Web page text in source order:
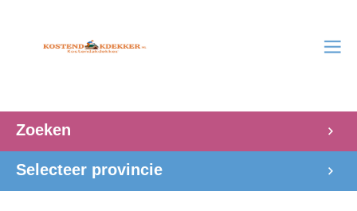
Zoeken
Selecteer provincie